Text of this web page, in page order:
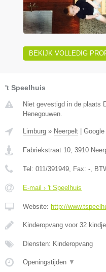
BEKIJK VOLLEDIG
't Speelhuis
Niet gevestigd in de plaats
Henegouwen.
Limburg » Neerpelt
Fabriekstraat 10, 3910
Tel: 011/391949, Fax: -,
E-mail › 't Speelhuis
Website: http://
Kinderopvang voor 32
Diensten: Kinderopvang
Openingstijden ▼